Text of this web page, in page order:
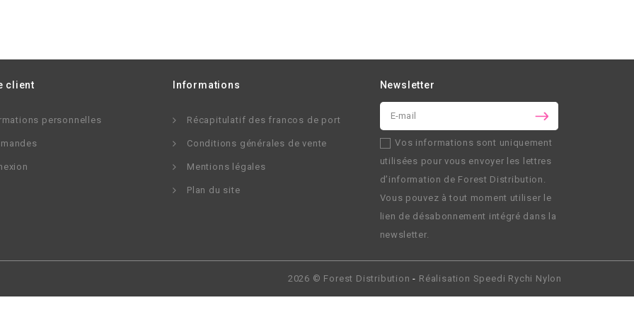
client
personnelles
Informations
Récapitulatif des francos de port
Conditions générales de vente
Mentions légales
Plan du site
Newsletter
Vos informations sont uniquement
utilisées pour vous envoyer les lettres
d’information de Forest Distribution
Vous pouvez à tout moment utiliser le
lien de désabonnement intégré dans la
newsletter.
2026 © Forest Distribution - Réalisation Speedi Rychi Nylon